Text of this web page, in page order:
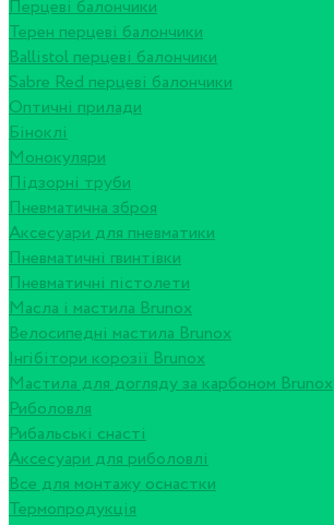
Перцеві балончики
Терен перцеві балончики
Ballistol перцеві балончики
Sabre Red перцеві балончики
Оптичні прилади
Біноклі
Монокуляри
Підзорні труби
Пневматична зброя
Аксесуари для пневматики
Пневматичні гвинтівки
Пневматичні пістолети
Масла і мастила Brunox
Велосипедні мастила Brunox
Інгібітори корозії Brunox
Мастила для догляду за карбоном Brunox
Риболовля
Рибальські снасті
Аксесуари для риболовлі
Все для монтажу оснастки
Термопродукція